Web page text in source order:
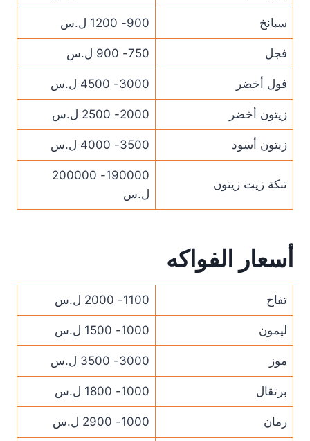
سبانخ 900- 1200 ل.س
فجل 750- 900 ل.س
فول أخضر 3000- 4500 ل.س
زيتون أخضر 2000- 2500 ل.س
زيتون أسود 3500- 4000 ل.س
تنكة زيت زيتون
190000- 200000
ل.س
أسعار الفواكه
تفاح 1100- 2000 ل.س
ليمون 1000- 1500 ل.س
موز 3000- 3500 ل.س
برتقال 1000- 1800 ل.س
رمان 1000- 2900 ل.س